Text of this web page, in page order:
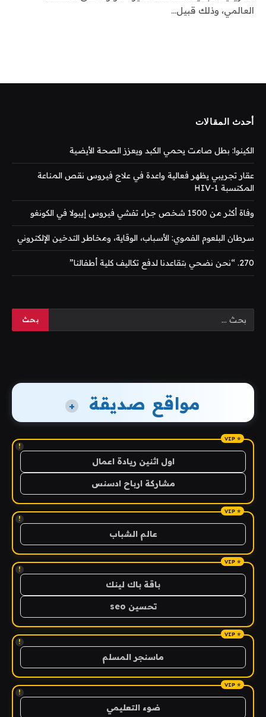
العالمي، وذلك قبيل…
أحدث المقالات
الكينوا: بطل صامت يحمي الكبد ويعزز الصحة الأيضية
عقار تجريبي يظهر فعالية واعدة في علاج فيروس نقص المناعة
المكتسبة HIV-1
وفاة أكثر من 1500 شخص جراء تفشي فيروس إيبولا في الكونغو
سرطان البلعوم الفموي: الأسباب، الوقاية، ومخاطر التدخين الإلكتروني
270. “نحن نضحي بتقاعدنا لدفع تكاليف كلية أطفالنا”
مواقع صديقة +
!
اول اثنين ريادة اعمال
مشاركة ارباح ادسنس
!
عالم الشباب
!
باقة باك لينك
تحسين seo
!
ماسنجر المسلم
!
ضوء التعليمي